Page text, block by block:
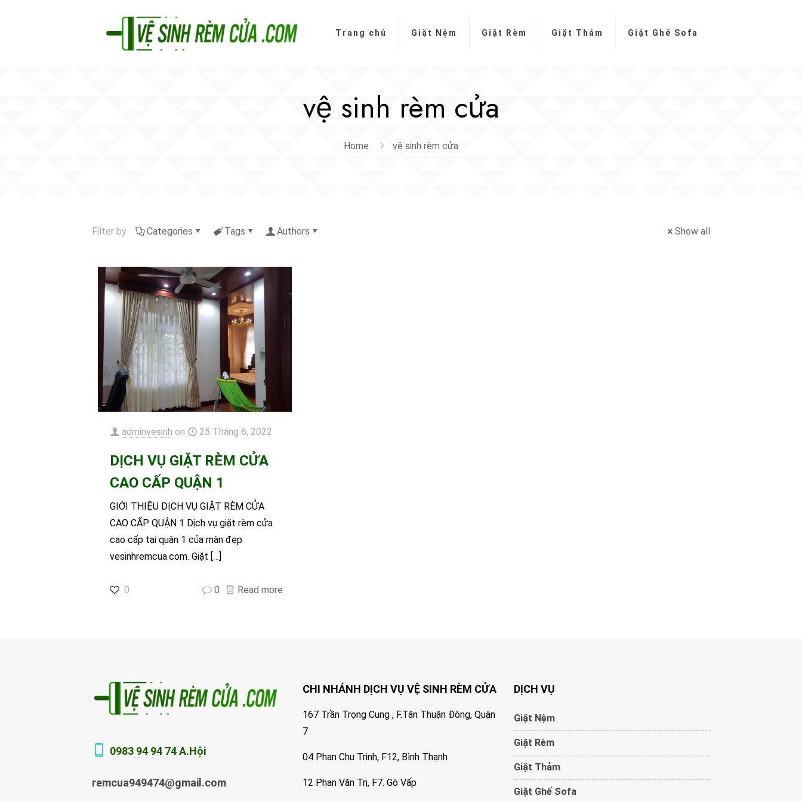
Trang chủ Giặt Nệm Giặt Rèm Giặt Thảm Giặt Ghế Sofa
vệ sinh rèm cửa
Home vệ sinh rèm cửa
Filter by Categories Tags Authors Show all
adminvesinh on 25 Tháng 6, 2022
DỊCH VỤ GIẶT RÈM CỬA
CAO CẤP QUẬN 1
GIỚI THIỆU DỊCH VỤ GIẶT RÈM CỬA
CAO CẤP QUẬN 1 Dịch vụ giặt rèm cửa
cao cấp tại quận 1 của màn đẹp
vesinhremcua.com. Giặt […]
0 0 Read more
0983 94 94 74 A.Hội
remcua949474@gmail.com
CHI NHÁNH DỊCH VỤ VỆ SINH RÈM CỬA
167 Trần Trọng Cung , F.Tân Thuận Đông, Quận
7
04 Phan Chu Trinh, F12, Bình Thạnh
12 Phan Văn Trị, F7. Gò Vấp
DỊCH VỤ
Giặt Nệm
Giặt Rèm
Giặt Thảm
Giặt Ghế Sofa